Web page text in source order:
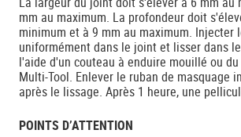
mm au maximum. La profondeur doit
minimum et à 9 mm au maximum. Injecter
uniformément dans le joint et lisser dans
l'aide d'un couteau à enduire mouillé ou du
Multi-Tool. Enlever le ruban de masquage
après le lissage. Après 1 heure, une
POINTS D’ATTENTION